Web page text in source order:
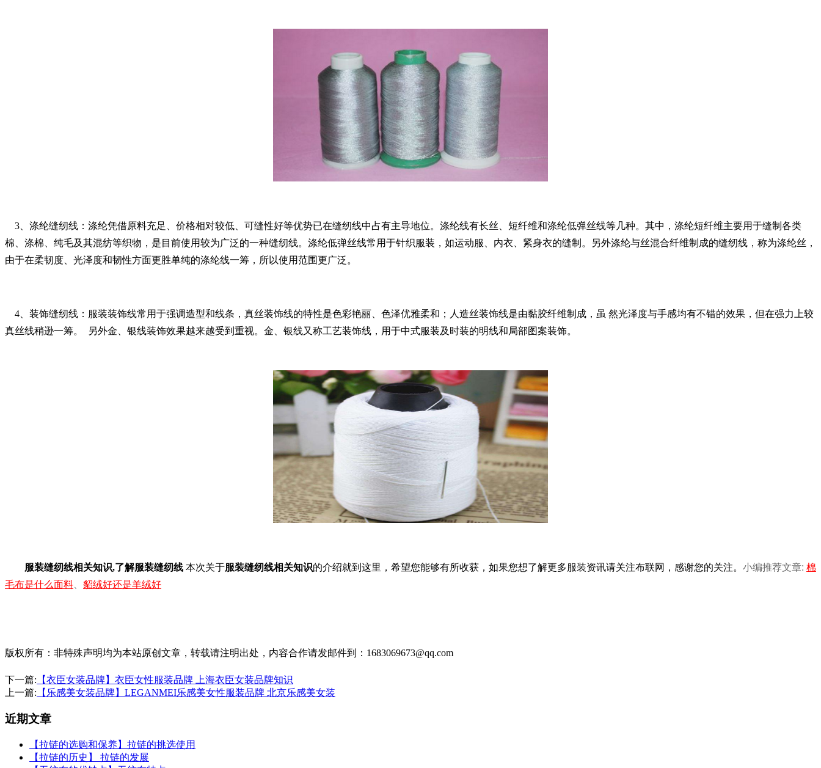
3、 涤纶缝纫线：涤纶凭借原料充足、价格相对较低、可缝性好等优势已在缝纫线中占有主导地位。涤纶线有长丝、短纤维和涤纶低弹丝线等几种。其中，涤纶短纤维主要用于缝制各类
棉、涤棉、纯毛及其混纺等织物，是目前使用较为广泛的一种缝纫线。涤纶低弹丝线常用于针织服装，如运动服、内衣、紧身衣的缝制。另外涤纶与丝混合纤维制成的缝纫线，称为涤纶丝，
由于在柔韧度、光泽度和韧性方面更胜单纯的涤纶线一筹，所以使用范围更广泛。
4、 装饰缝纫线：服装装饰线常用于强调造型和线条，真丝装饰线的特性是色彩艳丽、色泽优雅柔和；人造丝装饰线是由黏胶纤维制成，虽 然光泽度与手感均有不错的效果，但在强力上较
真丝线稍逊一筹。 另外金、银线装饰效果越来越受到重视。金、银线又称工艺装饰线，用于中式服装及时装的明线和局部图案装饰。
服装缝纫线相关知识,了解服装缝纫线 本次关于服装缝纫线相关知识的介绍就到这里，希望您能够有所收获，如果您想了解更多服装资讯请关注布联网，感谢您的关注。 小编推荐文章: 棉
毛布是什么面料
貂绒好还是羊绒好
版权所有：非特殊声明均为本站原创文章，转载请注明出处，内容合作请发邮件到：1683069673@qq.com
下一篇: 【衣臣女装品牌】衣臣女性服装品牌 上海衣臣女装品牌知识
上一篇: 【乐感美女装品牌】LEGANMEI乐感美女性服装品牌 北京乐感美女装
近期文章
【拉链的选购和保养】拉链的挑选使用
【拉链的历史】 拉链的发展